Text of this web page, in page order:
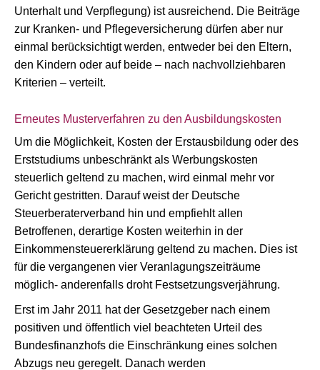
Unterhalt und Verpflegung) ist ausreichend. Die Beiträge
zur Kranken- und Pflegeversicherung dürfen aber nur
einmal berücksichtigt werden, entweder bei den Eltern,
den Kindern oder auf beide – nach nachvollziehbaren
Kriterien – verteilt.
Erneutes Musterverfahren zu den Ausbildungskosten
Um die Möglichkeit, Kosten der Erstausbildung oder des
Erststudiums unbeschränkt als Werbungskosten
steuerlich geltend zu machen, wird einmal mehr vor
Gericht gestritten. Darauf weist der Deutsche
Steuerberaterverband hin und empfiehlt allen
Betroffenen, derartige Kosten weiterhin in der
Einkommensteuererklärung geltend zu machen. Dies ist
für die vergangenen vier Veranlagungszeiträume
möglich- anderenfalls droht Festsetzungsverjährung.
Erst im Jahr 2011 hat der Gesetzgeber nach einem
positiven und öffentlich viel beachteten Urteil des
Bundesfinanzhofs die Einschränkung eines solchen
Abzugs neu geregelt. Danach werden